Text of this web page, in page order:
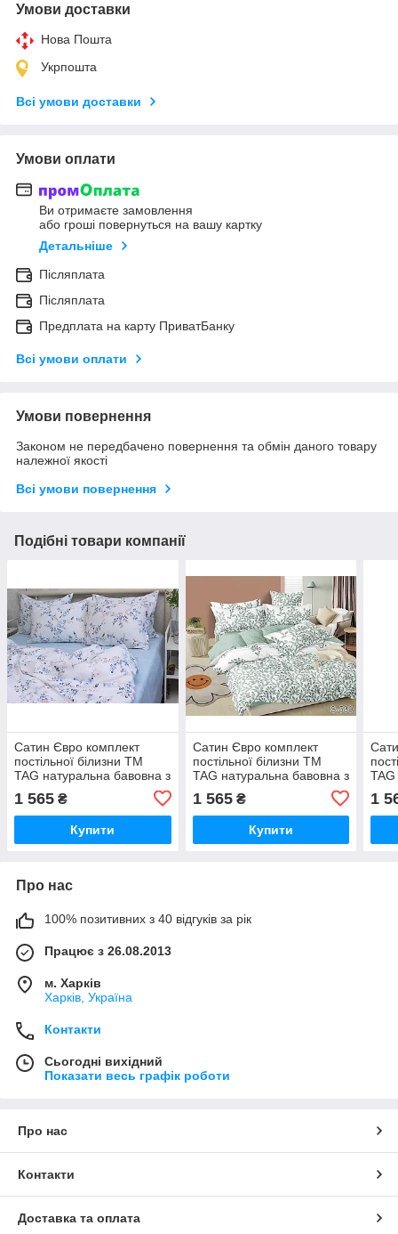
Умови доставки
Нова Пошта
Укрпошта
Всі умови доставки
Умови оплати
Ви отримаєте замовлення
або гроші повернуться на вашу картку
Детальніше
Післяплата
Післяплата
Предплата на карту ПриватБанку
Всі умови оплати
Умови повернення
Законом не передбачено повернення та обмін даного товару
належної якості
Всі умови повернення
Подібні товари компанії
Сатин Євро комплект
постільної білизни ТМ
TAG натуральна бавовна з
1 565 ₴
Купити
Сатин Євро комплект
постільної білизни ТМ
TAG натуральна бавовна з
1 565₴
Купити
1
Про нас
100% позитивних з 40 відгуків за рік
Працює з 26.08.2013
м. Харків
Харків, Україна
Контакти
Сьогодні вихідний
Показати весь графік роботи
Про нас
Контакти
Доставка та оплата